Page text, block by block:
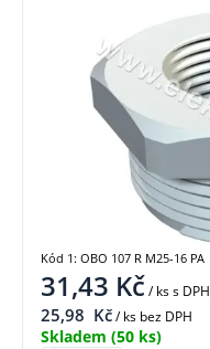
31,43 Kč/ kss DPH
25,98 Kč/ ks bez DPH
Skladem (50 ks)
Kód 1: OBO 107 R M25-16 PA